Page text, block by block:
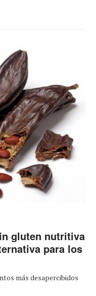
gluten nutritiva
para los
más desapercibidos